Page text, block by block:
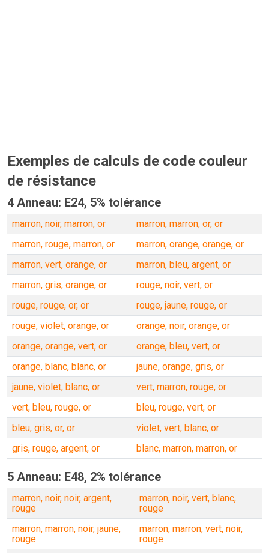
Exemples de calculs de code couleur
de résistance
4 Anneau: E24, 5% tolérance
marron, noir, marron, or
marron, marron, or, or
marron, rouge, marron, or
marron, orange, orange, or
marron, vert, orange, or
marron, bleu, argent, or
marron, gris, orange, or
rouge, noir, vert, or
rouge, rouge, or, or
rouge, jaune, rouge, or
rouge, violet, orange, or
orange, noir, orange, or
orange, orange, vert, or
orange, bleu, vert, or
orange, blanc, blanc, or
jaune, orange, gris, or
jaune, violet, blanc, or
vert, marron, rouge, or
vert, bleu, rouge, or
bleu, rouge, vert, or
bleu, gris, or, or
violet, vert, blanc, or
gris, rouge, argent, or
blanc, marron, marron, or
5 Anneau: E48, 2% tolérance
marron, noir, noir, argent,
rouge
marron, noir, vert, blanc,
rouge
marron, marron, noir, jaune,
rouge
marron, marron, vert, noir,
rouge